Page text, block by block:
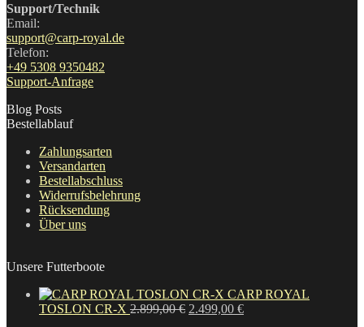
Support/Technik
Email:
support@carp-royal.de
Telefon:
+49 5308 9350482
Support-Anfrage
Blog Posts
Bestellablauf
Zahlungsarten
Versandarten
Bestellabschluss
Widerrufsbelehrung
Rücksendung
Über uns
Unsere Futterboote
CARP ROYAL
TOSLON CR-X 2.899,00€ Ursprünglicher
2.499,00 €Aktueller